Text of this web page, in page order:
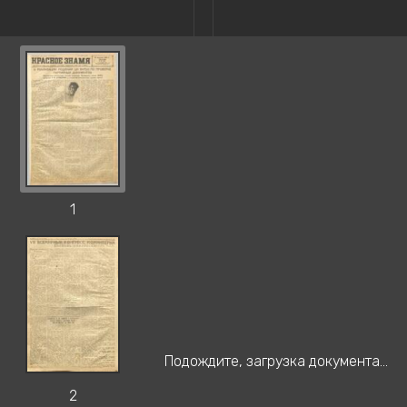
1
2
Подождите, загрузка документа...